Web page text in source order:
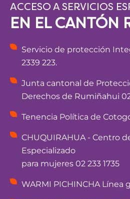
ACCESO A SERVICIOS
EN EL CANTÓN
Servicio de protección
2339 223.
Junta cantonal de
Derechos de Rumiñahui
Tenencia Política de
CHUQUIRAHUA - Centro
Especializado
para mujeres 02 233 1735
WARMI PICHINCHA Línea